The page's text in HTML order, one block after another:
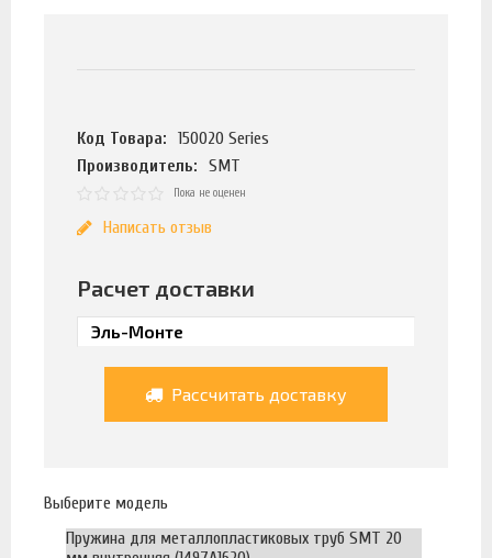
Код Товара:
150020 Series
Производитель:
SMT
Пока не оценен
Написать отзыв
Расчет доставки
Рассчитать доставку
Выберите модель
Пружина для металлопластиковых труб SMT 20